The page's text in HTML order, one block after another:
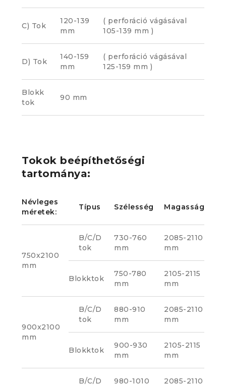
C) Tok
120-139
mm
( perforáció vágásával
105-139 mm )
D) Tok
140-159
mm
( perforáció vágásával
125-159 mm )
Blokk
tok
90 mm
Tokok beépíthetőségi
tartománya:
Névleges
méretek:
Típus Szélesség Magasság
750x2100
mm
B/C/D
tok
730-760
mm
2085-2110
mm
Blokktok
750-780
mm
2105-2115
mm
900x2100
mm
B/C/D
tok
880-910
mm
2085-2110
mm
Blokktok
900-930
mm
2105-2115
mm
B/C/D 980-1010 2085-2110